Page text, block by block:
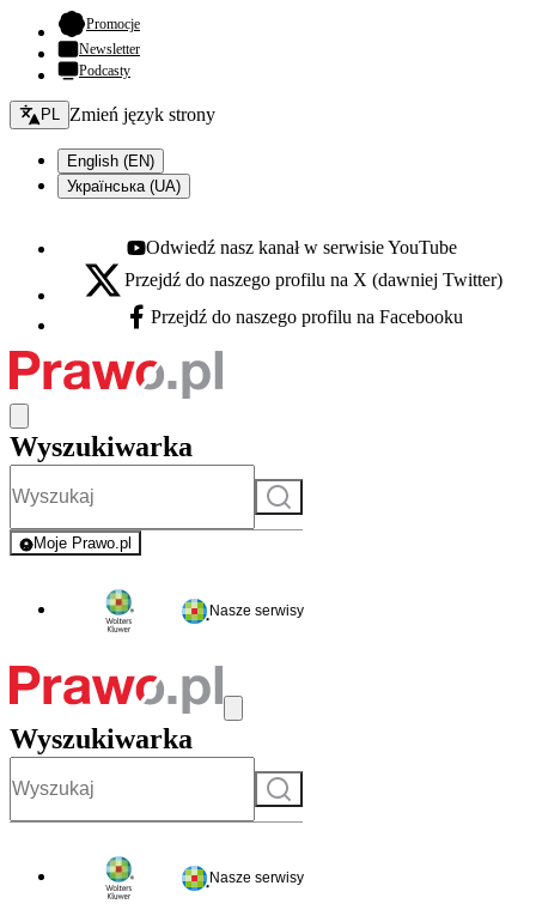
Promocje- otwiera się w nowej karcie
Newsletter
Podcasty
Zmień język - bieżący:
PL Zmień język strony
English (EN)
Українська (UA)
Youtube - otwiera się w nowej karcie
Odwiedź nasz kanał w serwisie YouTube
X - otwiera się w nowej karcie
Przejdź do naszego profilu na X (dawniej Twitter)
Facebook - otwiera się w nowej karcie
Przejdź do naszego profilu na Facebooku
Wyszukiwarka
Szukaj
Moje Prawo.pl
- rejestracja i logowanie do serwisu
Nasze serwisy
Wyszukiwarka
Szukaj
Nasze serwisy